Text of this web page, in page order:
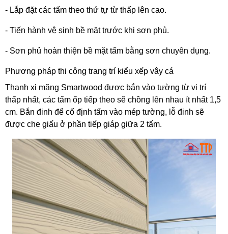
- Lắp đặt các tấm theo thứ tự từ thấp lên cao.
- Tiến hành vệ sinh bề mặt trước khi sơn phủ.
- Sơn phủ hoàn thiện bề mặt tấm bằng sơn chuyên dụng.
Phương pháp thi công trang trí kiểu xếp vây cá
Thanh xi măng Smartwood được bắn vào tường từ vị trí
thấp nhất, các tấm ốp tiếp theo sẽ chồng lên nhau ít nhất 1,5
cm. Bắn đinh để cố định tấm vào mép tường, lỗ đinh sẽ
được che giấu ở phần tiếp giáp giữa 2 tấm.